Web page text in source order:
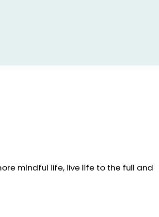
mindful life, live life to the full and